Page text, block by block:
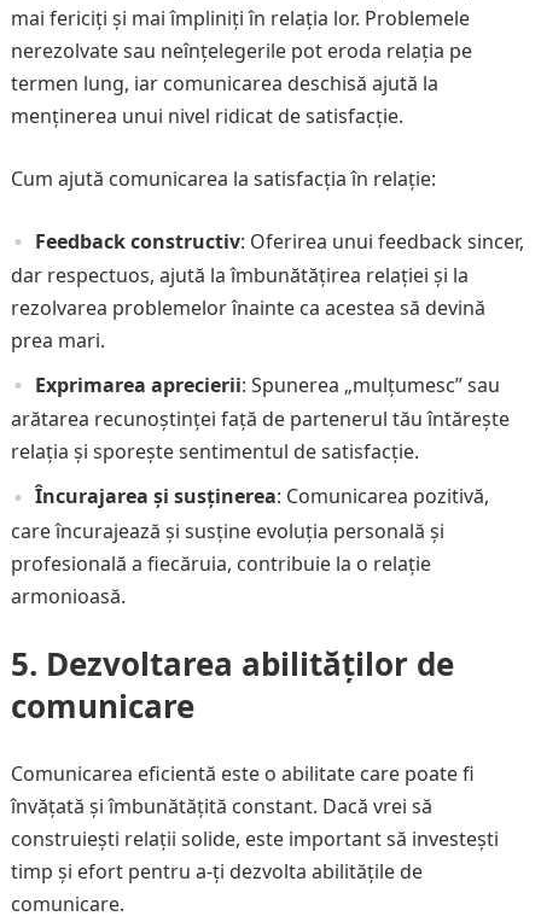
mai fericiți și mai împliniți în relația lor. Problemele
nerezolvate sau neînțelegerile pot eroda relația pe
termen lung, iar comunicarea deschisă ajută la
menținerea unui nivel ridicat de satisfacție.
Cum ajută comunicarea la satisfacția în relație:
Feedback constructiv: Oferirea unui feedback sincer,
dar respectuos, ajută la îmbunătățirea relației și la
rezolvarea problemelor înainte ca acestea să devină
prea mari.
Exprimarea aprecierii: Spunerea „mulțumesc” sau
arătarea recunoștinței față de partenerul tău întărește
relația și sporește sentimentul de satisfacție.
Încurajarea și susținerea: Comunicarea pozitivă,
care încurajează și susține evoluția personală și
profesională a fiecăruia, contribuie la o relație
armonioasă.
5. Dezvoltarea abilităților de
comunicare
Comunicarea eficientă este o abilitate care poate fi
învățată și îmbunătățită constant. Dacă vrei să
construiești relații solide, este important să investești
timp și efort pentru a-ți dezvolta abilitățile de
comunicare.